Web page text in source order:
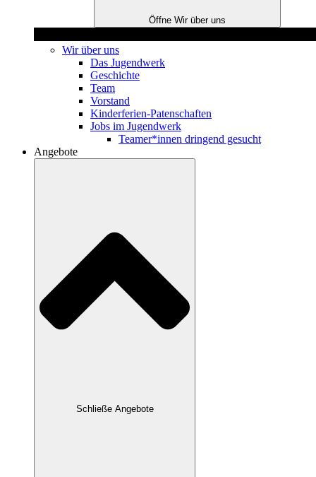
Öffne Wir über uns
Wir über uns
Das Jugendwerk
Geschichte
Team
Vorstand
Kinderferien-Patenschaften
Jobs im Jugendwerk
Teamer*innen dringend gesucht
Angebote
Schließe Angebote